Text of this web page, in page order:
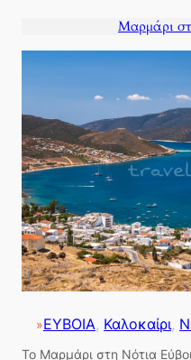
Μαρμάρι
»ΕΥΒΟΙΑ, Καλοκαίρι,
Το Μαρμάρι στη Νότια